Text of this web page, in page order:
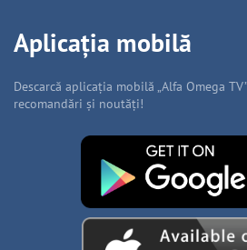
Aplicația mobilă
Descarcă aplicația mobilă „Alfa Omega
recomandări și noutăți!